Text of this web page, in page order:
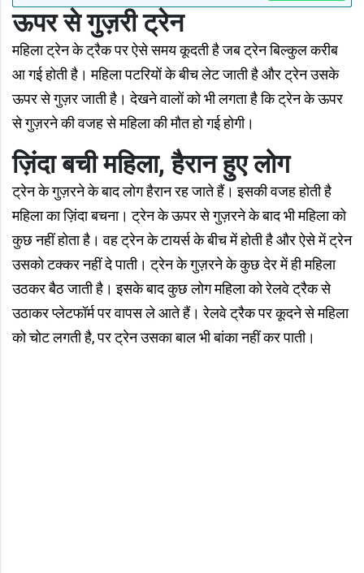
ऊपर से गुज़री ट्रेन
महिला ट्रेन के ट्रैक पर ऐसे समय कूदती है जब ट्रेन बिल्कुल करीब
आ गई होती है। महिला पटरियों के बीच लेट जाती है और ट्रेन उसके
ऊपर से गुज़र जाती है। देखने वालों को भी लगता है कि ट्रेन के ऊपर
से गुज़रने की वजह से महिला की मौत हो गई होगी।
ज़िंदा बची महिला, हैरान हुए लोग
ट्रेन के गुज़रने के बाद लोग हैरान रह जाते हैं। इसकी वजह होती है
महिला का ज़िंदा बचना। ट्रेन के ऊपर से गुज़रने के बाद भी महिला को
कुछ नहीं होता है। वह ट्रेन के टायर्स के बीच में होती है और ऐसे में ट्रेन
उसको टक्कर नहीं दे पाती। ट्रेन के गुज़रने के कुछ देर में ही महिला
उठकर बैठ जाती है। इसके बाद कुछ लोग महिला को रेलवे ट्रैक से
उठाकर प्लेटफॉर्म पर वापस ले आते हैं। रेलवे ट्रैक पर कूदने से महिला
को चोट लगती है, पर ट्रेन उसका बाल भी बांका नहीं कर पाती।